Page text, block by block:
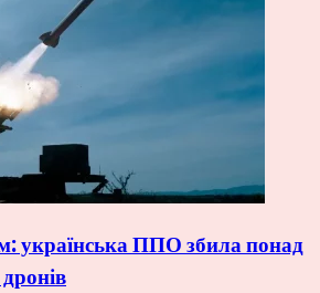
українська ППО збила понад